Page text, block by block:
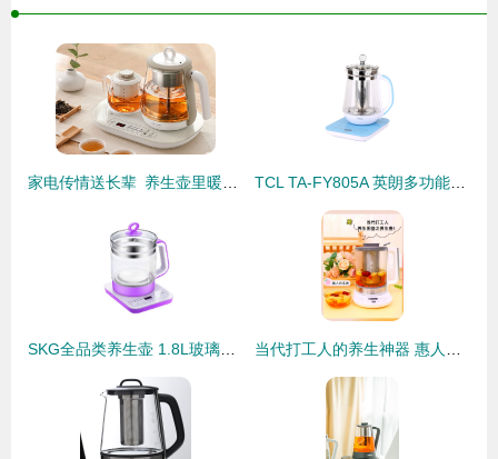
家电传情送长辈 养生壶里暖新春 TCL TA-FY805A 英朗多功能养生壶 1.5L的健康守护者
SKG全品类养生壶 1.8L玻璃壶身，唯品会专享的8大功能健康之选 当代打工人的养生神器 惠人养生壶！